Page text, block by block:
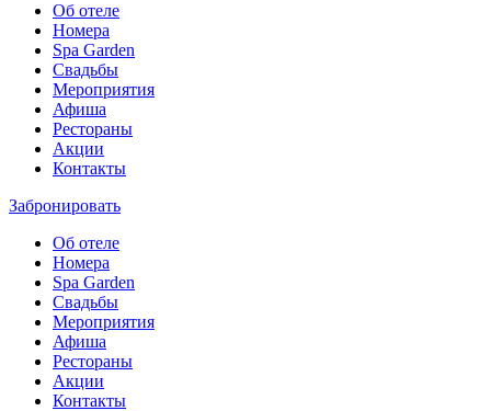
Об отеле
Номера
Spa Garden
Свадьбы
Мероприятия
Афиша
Рестораны
Акции
Контакты
Забронировать
Об отеле
Номера
Spa Garden
Свадьбы
Мероприятия
Афиша
Рестораны
Акции
Контакты